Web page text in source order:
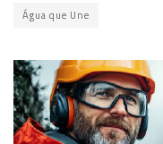
Água que Une